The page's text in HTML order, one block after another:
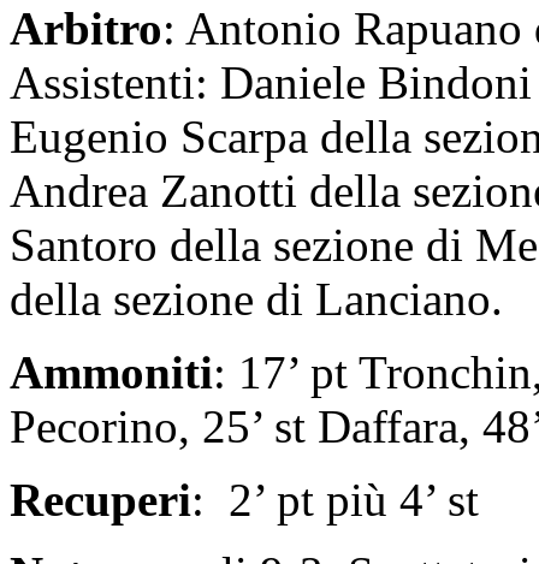
Arbitro: Antonio
Assistenti: Daniele
Eugenio Scarpa della
Andrea Zanotti della
Santoro della sezione di
della sezione di Lanciano.
Ammoniti: 17’ pt
Pecorino, 25’ st Daffara,
Recuperi: 2’ pt più 4’ st